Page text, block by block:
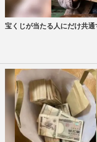
宝くじが当たる人にだけ共通